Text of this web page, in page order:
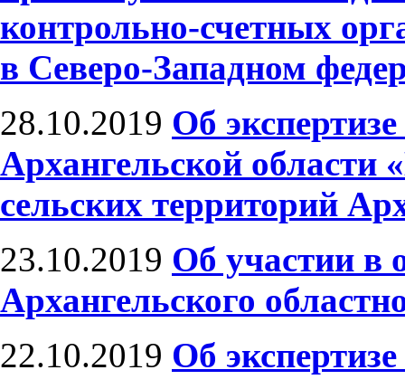
контрольно-счетных
в Северо-Западном
28.10.2019 Об
Архангельской области
сельских территорий
23.10.2019 Об участии в
Архангельского
22.10.2019 Об